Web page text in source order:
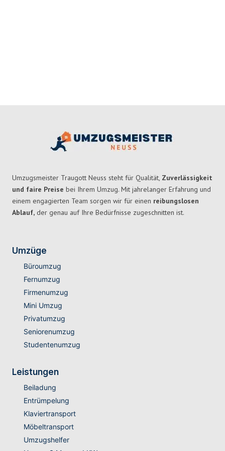
Umzugsmeister Traugott Neuss steht für Qualität, Zuverlässigkeit
und faire Preise bei Ihrem Umzug. Mit jahrelanger Erfahrung und
einem engagierten Team sorgen wir für einen reibungslosen
Ablauf, der genau auf Ihre Bedürfnisse zugeschnitten ist.
Umzüge
Büroumzug
Fernumzug
Firmenumzug
Mini Umzug
Privatumzug
Seniorenumzug
Studentenumzug
Leistungen
Beiladung
Entrümpelung
Klaviertransport
Möbeltransport
Umzugshelfer